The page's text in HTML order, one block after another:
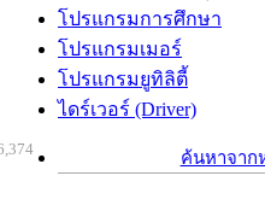
โปรแกรมการศึกษา
โปรแกรมเมอร์
โปรแกรมยูทิลิตี้
ไดร์เวอร์ (Driver)
ค้นหาจาก